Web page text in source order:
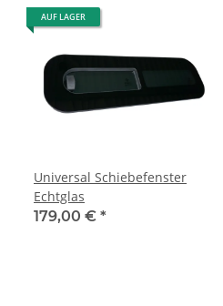
AUF LAGER
Universal Schiebefenster
Echtglas
179,00 € *